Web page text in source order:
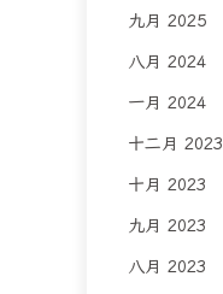
九月 2025
八月 2024
一月 2024
十二月 2023
十月 2023
九月 2023
八月 2023